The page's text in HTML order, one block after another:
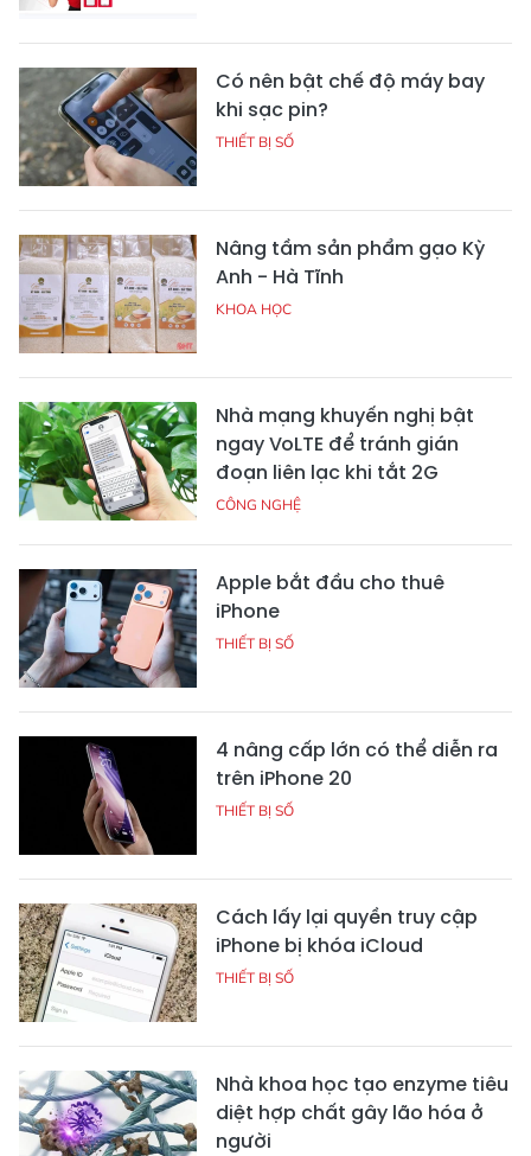
Có nên bật chế độ máy bay
khi sạc pin?
THIẾT BỊ SỐ
Nâng tầm sản phẩm gạo Kỳ
Anh - Hà Tĩnh
KHOA HỌC
Nhà mạng khuyến nghị bật
ngay VoLTE để tránh gián
đoạn liên lạc khi tắt 2G
CÔNG NGHỆ
Apple bắt đầu cho thuê
iPhone
THIẾT BỊ SỐ
4 nâng cấp lớn có thể diễn ra
trên iPhone 20
THIẾT BỊ SỐ
Cách lấy lại quyền truy cập
iPhone bị khóa iCloud
THIẾT BỊ SỐ
Nhà khoa học tạo enzyme tiêu
diệt hợp chất gây lão hóa ở
người